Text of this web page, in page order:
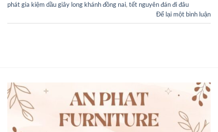
phát gia kiệm dầu giây long khánh đồng nai, tết nguyên đán đi đâu
Để lại một bình luận